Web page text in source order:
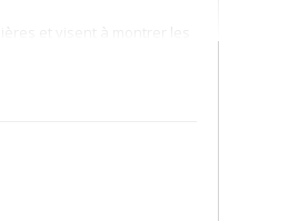
et visent à montrer les